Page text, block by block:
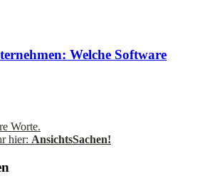
Welche Software
Worte.
hier: AnsichtsSachen!